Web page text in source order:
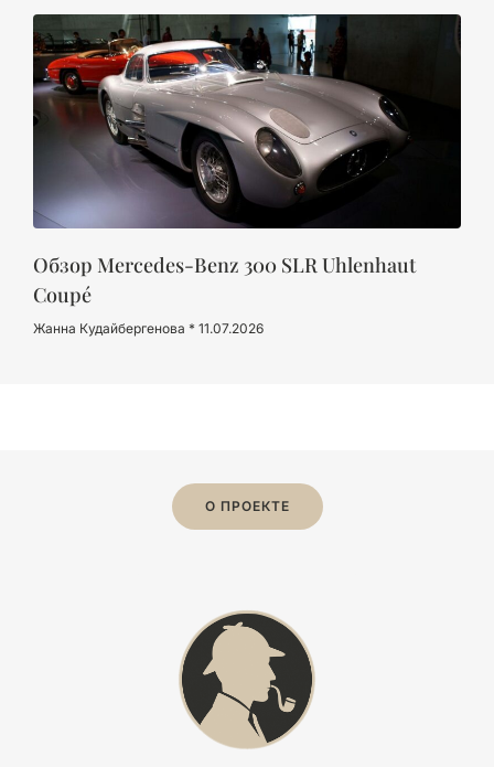
Обзор Mercedes-Benz 300 SLR Uhlenhaut
Coupé
Жанна Кудайбергенова 11.07.2026
О ПРОЕКТЕ